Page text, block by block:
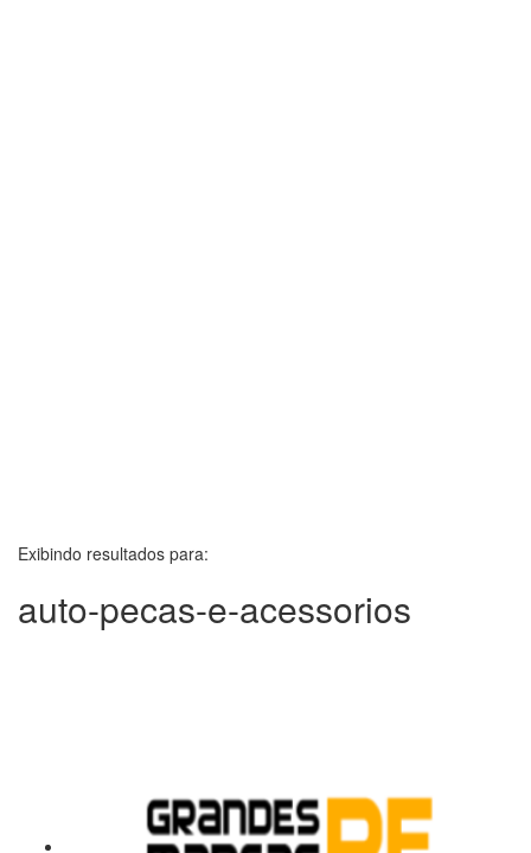
Exibindo resultados para:
auto-pecas-e-acessorios